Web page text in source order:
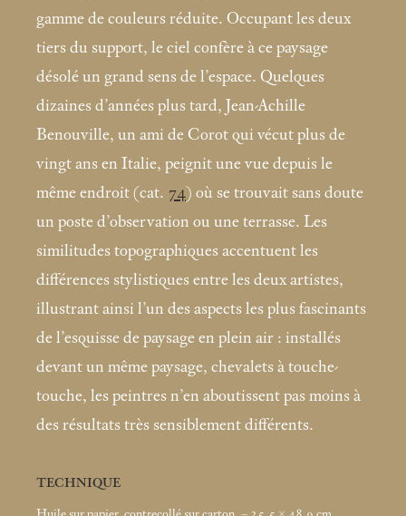
gamme de couleurs réduite. Occupant les deux
tiers du support, le ciel confère à ce paysage
désolé un grand sens de l’espace. Quelques
dizaines d’années plus tard, Jean-Achille
Benouville, un ami de Corot qui vécut plus de
vingt ans en Italie, peignit une vue depuis le
même endroit (cat. 74) où se trouvait sans doute
un poste d’observation ou une terrasse. Les
similitudes topographiques accentuent les
différences stylistiques entre les deux artistes,
illustrant ainsi l’un des aspects les plus fascinants
de l’esquisse de paysage en plein air : installés
devant un même paysage, chevalets à touche-
touche, les peintres n’en aboutissent pas moins à
des résultats très sensiblement différents.
TECHNIQUE